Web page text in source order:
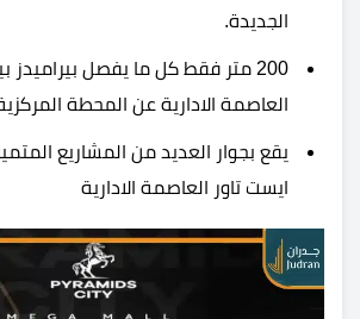
الجديدة.
200 متر فقط كل ما يفصل بيراميدز
العاصمة الادارية عن المحطة
يقع بجوار العديد من المشاريع
ايست تاور العاصمة الادارية